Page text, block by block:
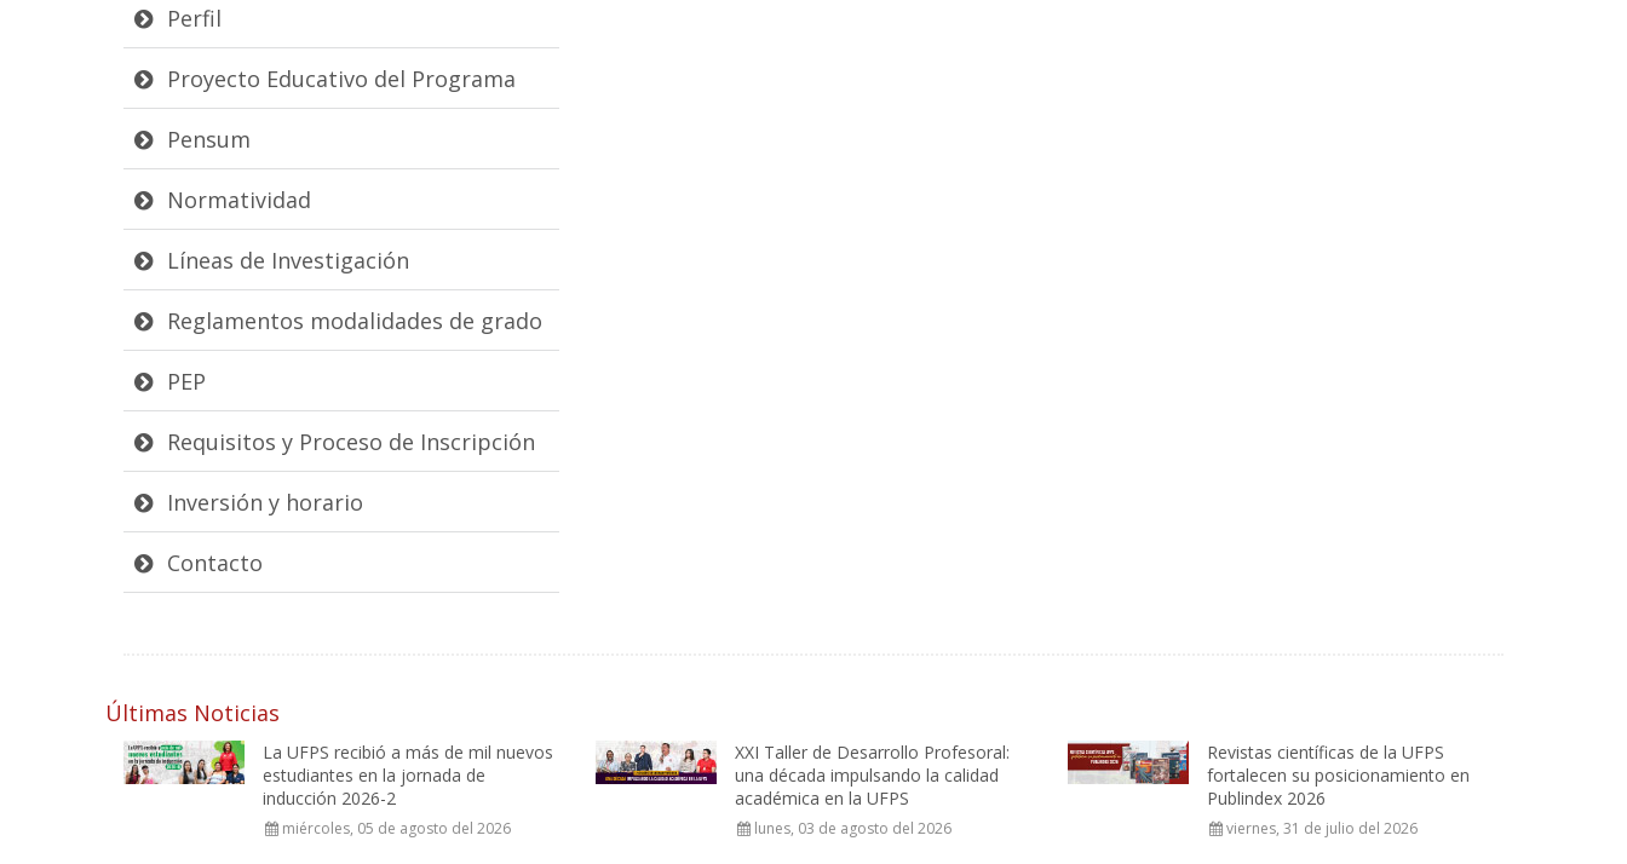
Perfil
Proyecto Educativo del Programa
Pensum
Normatividad
Líneas de Investigación
Reglamentos modalidades de grado
PEP
Requisitos y Proceso de Inscripción
Inversión y horario
Contacto
Últimas Noticias
La UFPS recibió a más de mil nuevos
estudiantes en la jornada de
inducción 2026-2
miércoles, 05 de agosto del 2026
XXI Taller de Desarrollo Profesoral:
una década impulsando la calidad
académica en la UFPS
lunes, 03 de agosto del 2026
Revistas científicas de la UFPS
fortalecen su posicionamiento en
Publindex 2026
viernes, 31 de julio del 2026